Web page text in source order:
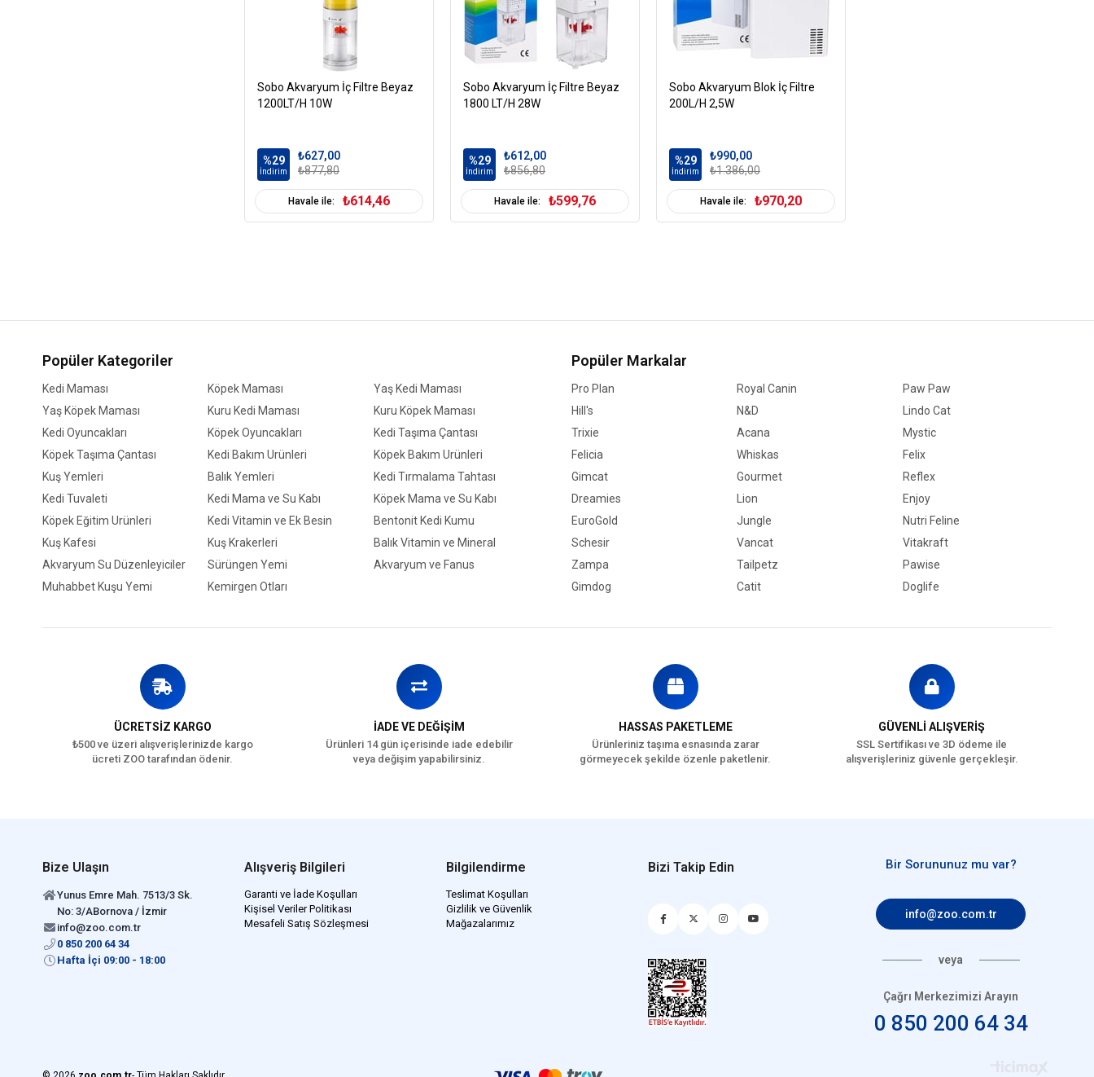
Sobo Akvaryum İç Filtre Beyaz
1200LT/H 10W
%29
İndirim
₺627,00
₺877,80
Havale ile: ₺614,46
Sobo Akvaryum İç Filtre Beyaz
1800 LT/H 28W
%29
İndirim
₺612,00
₺856,80
Havale ile: ₺599,76
Sobo Akvaryum Blok İç Filtre
200L/H 2,5W
%29
İndirim
₺990,00
₺1.386,00
Havale ile: ₺970,20
Popüler Kategoriler
Kedi Maması Köpek Maması
Yaş Kedi Maması
Yaş Köpek Maması
Kuru Kedi Maması
Kuru Köpek Maması
Kedi Oyuncakları
Köpek Oyuncakları
Kedi Taşıma Çantası
Köpek Taşıma Çantası
Kedi Bakım Ürünleri
Köpek Bakım Ürünleri
Kuş Yemleri
Balık Yemleri
Kedi Tırmalama Tahtası
Kedi Tuvaleti
Kedi Mama ve Su Kabı
Köpek Mama ve Su Kabı
Köpek Eğitim Ürünleri
Kedi Vitamin ve Ek Besin
Bentonit Kedi Kumu
Kuş Kafesi
Kuş Krakerleri
Balık Vitamin ve Mineral
Akvaryum Su Düzenleyiciler
Sürüngen Yemi
Akvaryum ve Fanus
Muhabbet Kuşu Yemi
Kemirgen Otları
Popüler Markalar
Pro Plan Royal Canin
Paw Paw
Hill's
N&D
Lindo Cat
Trixie
Acana
Mystic
Felicia
Whiskas
Felix
Gimcat
Gourmet
Reflex
Dreamies
Lion
Enjoy
EuroGold
Jungle
Nutri Feline
Schesir
Vancat
Vitakraft
Zampa
Tailpetz
Pawise
Gimdog
Catit Doglife
ÜCRETSİZ KARGO
₺500 ve üzeri alışverişlerinizde kargo
ücreti ZOO tarafından ödenir.
İADE VE DEĞİŞİM
Ürünleri 14 gün içerisinde iade edebilir
veya değişim yapabilirsiniz.
HASSAS PAKETLEME
Ürünleriniz taşıma esnasında zarar
görmeyecek şekilde özenle paketlenir.
GÜVENLİ ALIŞVERİŞ
SSL Sertifikası ve 3D ödeme ile
alışverişleriniz güvenle gerçekleşir.
Bize Ulaşın
Yunus Emre Mah. 7513/3 Sk.
No: 3/ABornova / İzmir
info@zoo.com.tr
0 850 200 64 34
Hafta İçi 09:00 - 18:00
Alışveriş Bilgileri
Garanti ve İade Koşulları
Kişisel Veriler Politikası
Mesafeli Satış Sözleşmesi
Bilgilendirme
Teslimat Koşulları
Gizlilik ve Güvenlik
Mağazalarımız
Bizi Takip Edin Bir Sorununuz mu var?
info@zoo.com.tr
veya
Çağrı Merkezimizi Arayın
0 850 200 64 34